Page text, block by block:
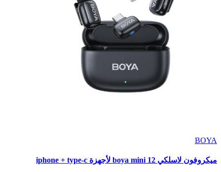
BOYA
ميكروفون لاسلكي boya mini 12 لأجهزة iphone + type-c